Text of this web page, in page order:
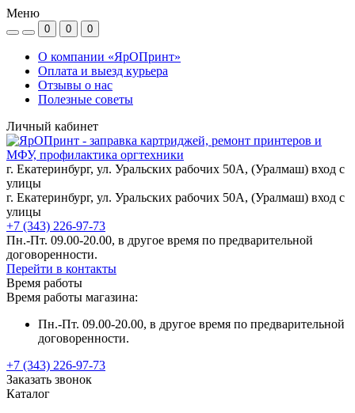
Меню
0 0 0
О компании «ЯрОПринт»
Оплата и выезд курьера
Отзывы о нас
Полезные советы
Личный кабинет
г. Екатеринбург, ул. Уральских рабочих 50А, (Уралмаш) вход с
улицы
г. Екатеринбург, ул. Уральских рабочих 50А, (Уралмаш) вход с
улицы
+7 (343) 226-97-73
Пн.-Пт. 09.00-20.00, в другое время по предварительной
договоренности.
Перейти в контакты
Время работы
Время работы магазина:
Пн.-Пт. 09.00-20.00, в другое время по предварительной
договоренности.
+7 (343) 226-97-73
Заказать звонок
Каталог